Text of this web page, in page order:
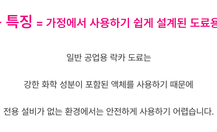
특징 = 가정에서 사용하기 쉽게 설계된 도료
일반 공업용 락카 도료는
강한 화학 성분이 포함된 액체를 사용하기 때문에
전용 설비가 없는 환경에서는 안전하게 사용하기 어렵습니다.